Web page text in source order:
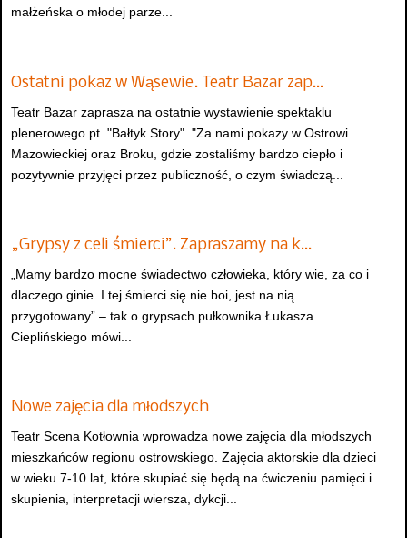
małżeńska o młodej parze...
Ostatni pokaz w Wąsewie. Teatr Bazar zap…
Teatr Bazar zaprasza na ostatnie wystawienie spektaklu
plenerowego pt. "Bałtyk Story". "Za nami pokazy w Ostrowi
Mazowieckiej oraz Broku, gdzie zostaliśmy bardzo ciepło i
pozytywnie przyjęci przez publiczność, o czym świadczą...
„Grypsy z celi śmierci”. Zapraszamy na k…
„Mamy bardzo mocne świadectwo człowieka, który wie, za co i
dlaczego ginie. I tej śmierci się nie boi, jest na nią
przygotowany” – tak o grypsach pułkownika Łukasza
Cieplińskiego mówi...
Nowe zajęcia dla młodszych
Teatr Scena Kotłownia wprowadza nowe zajęcia dla młodszych
mieszkańców regionu ostrowskiego. Zajęcia aktorskie dla dzieci
w wieku 7-10 lat, które skupiać się będą na ćwiczeniu pamięci i
skupienia, interpretacji wiersza, dykcji...